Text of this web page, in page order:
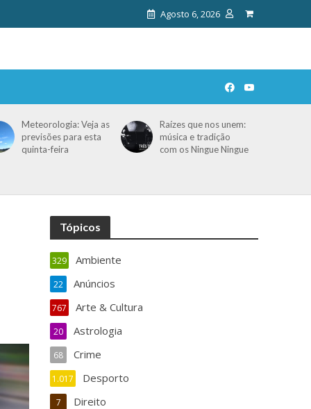
Agosto 6, 2026
Meteorologia: Veja as
previsões para esta
quinta-feira
Raízes que nos unem:
música e tradição
com os Ningue Ningue
Tópicos
Ambiente
329
Anúncios
22
Arte & Cultura
767
Astrologia
20
Crime
68
Desporto
1.017
Direito
7